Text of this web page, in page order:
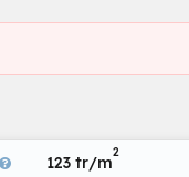
123 tr/m
2